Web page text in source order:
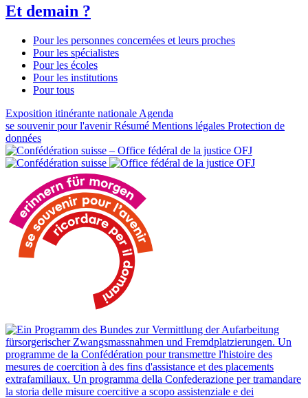
Et demain ?
Pour les personnes concernées et leurs proches
Pour les spécialistes
Pour les écoles
Pour les institutions
Pour tous
Exposition itinérante nationale Agenda
se souvenir pour l'avenirRésumé Mentions légales Protection de
données